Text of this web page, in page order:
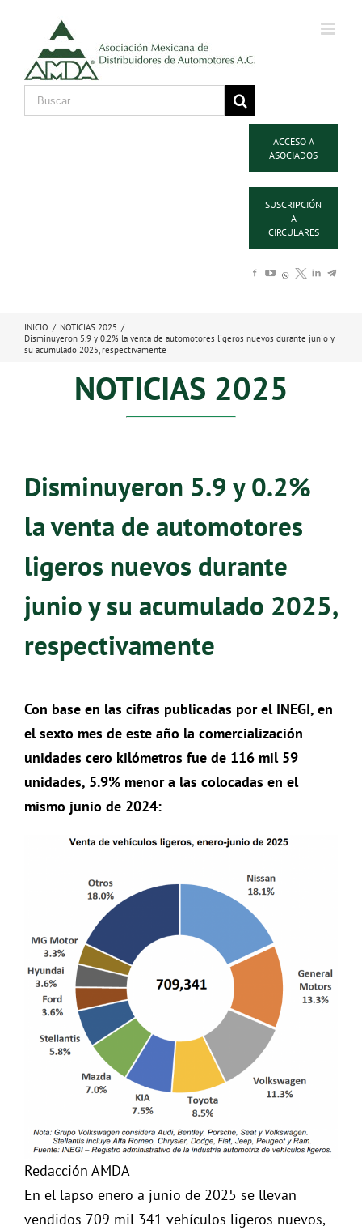
ACCESO A
ASOCIADOS
SUSCRIPCIÓN
A
CIRCULARES
INICIO / NOTICIAS 2025 /
Disminuyeron 5.9 y 0.2% la venta de automotores ligeros nuevos durante junio y
su acumulado 2025, respectivamente
NOTICIAS 2025
Disminuyeron 5.9 y 0.2%
la venta de automotores
ligeros nuevos durante
junio y su acumulado 2025,
respectivamente
Con base en las cifras publicadas por el INEGI, en
el sexto mes de este año la comercialización
unidades cero kilómetros fue de 116 mil 59
unidades, 5.9% menor a las colocadas en el
mismo junio de 2024:
Redacción AMDA
En el lapso enero a junio de 2025 se llevan
vendidos 709 mil 341 vehículos ligeros nuevos,